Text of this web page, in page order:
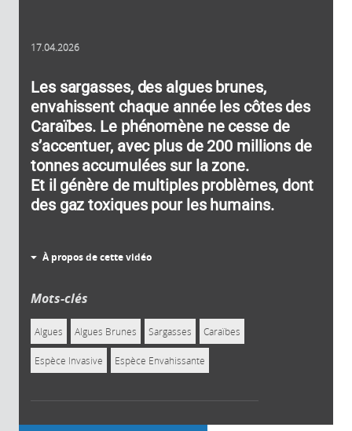
17.04.2026
Les sargasses, des algues brunes,
envahissent chaque année les côtes des
Caraïbes. Le phénomène ne cesse de
s’accentuer, avec plus de 200 millions de
tonnes accumulées sur la zone.
Et il génère de multiples problèmes, dont
des gaz toxiques pour les humains.
À propos de cette vidéo
Mots-clés
Algues Algues Brunes Sargasses Caraïbes
Espèce Invasive Espèce Envahissante